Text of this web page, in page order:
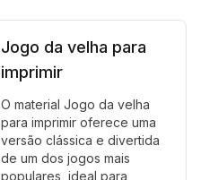
Jogo da velha para
imprimir
O material Jogo da velha
para imprimir oferece uma
versão clássica e divertida
de um dos jogos mais
populares, ideal para